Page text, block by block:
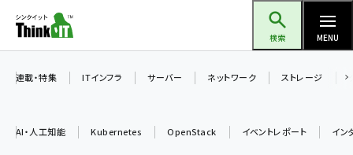
ン
検索 MENU
連載・特集 ITインフラ サーバー ネットワーク ストレージ
AI・人工知能 Kubernetes OpenStack イベントレポート イン